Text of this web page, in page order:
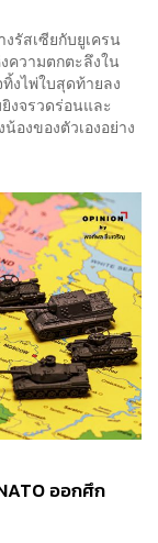
รัสเซียกับยูเครน
ความตกตะลึงใน
งไพ่ใบสุดท้ายลง
งจรวดร่อนและ
องของตัวเองอย่าง
ออกศึก